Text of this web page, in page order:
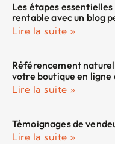
Les étapes
rentable avec un blog
Lire la suite »
Référencement
votre boutique en ligne
Lire la suite »
Témoignages de
Lire la suite »